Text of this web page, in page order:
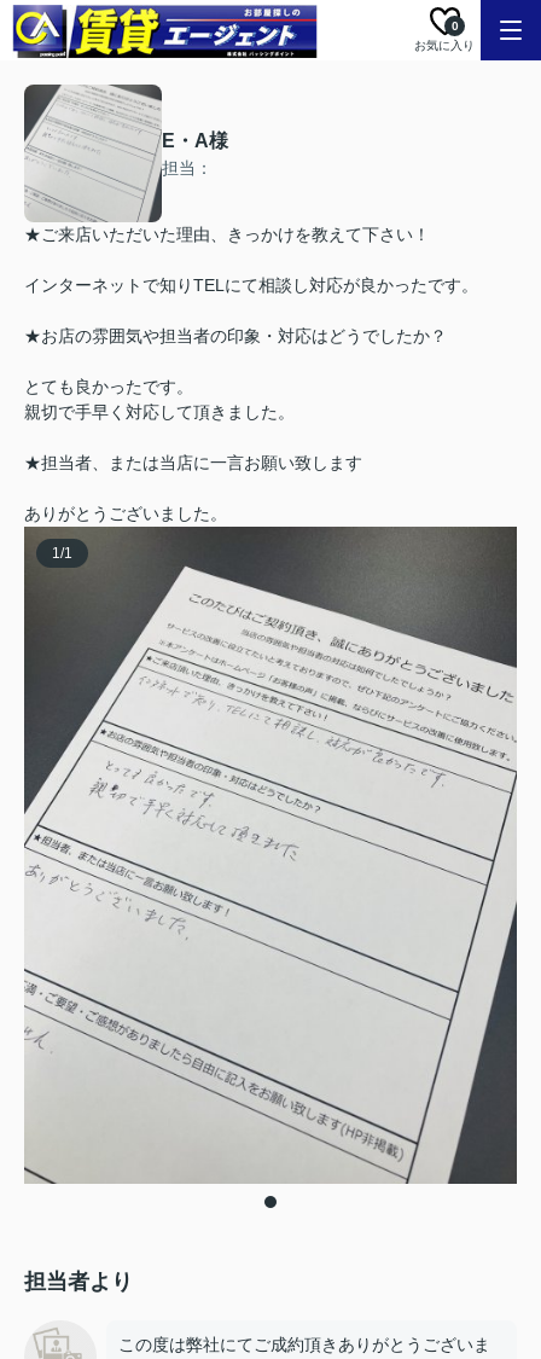
お気に入り
0
E・A様
担当：
★ご来店いただいた理由、きっかけを教えて下さい！
インターネットで知りTELにて相談し対応が良かったです。
★お店の雰囲気や担当者の印象・対応はどうでしたか？
とても良かったです。
親切で手早く対応して頂きました。
★担当者、または当店に一言お願い致します
ありがとうございました。
1/1
担当者より
この度は弊社にてご成約頂きありがとうございま